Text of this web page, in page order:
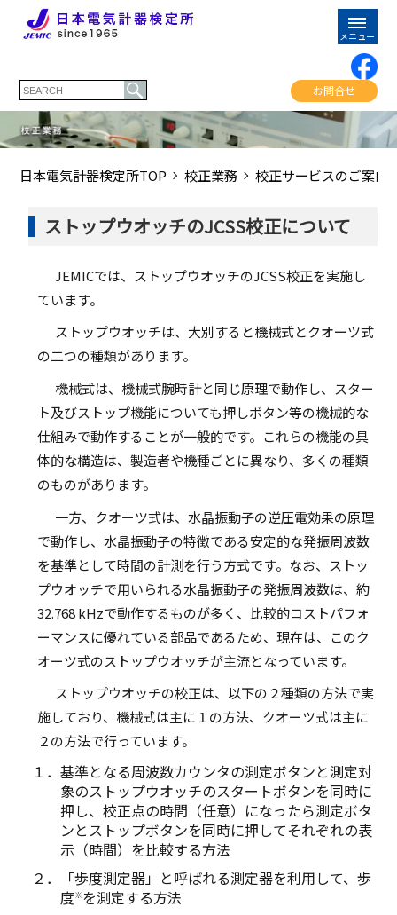
お問合せ
日本電気計器検定所TOP 校正業務 校正サービスのご案内
ストップウオッチのJCSS校正について
JEMICでは、ストップウオッチのJCSS校正を実施し
ています。
ストップウオッチは、大別すると機械式とクオーツ式
の二つの種類があります。
機械式は、機械式腕時計と同じ原理で動作し、スター
ト及びストップ機能についても押しボタン等の機械的な
仕組みで動作することが一般的です。これらの機能の具
体的な構造は、製造者や機種ごとに異なり、多くの種類
のものがあります。
一方、クオーツ式は、水晶振動子の逆圧電効果の原理
で動作し、水晶振動子の特徴である安定的な発振周波数
を基準として時間の計測を行う方式です。なお、ストッ
プウオッチで用いられる水晶振動子の発振周波数は、約
32.768 kHzで動作するものが多く、比較的コストパフォ
ーマンスに優れている部品であるため、現在は、このク
オーツ式のストップウオッチが主流となっています。
ストップウオッチの校正は、以下の２種類の方法で実
施しており、機械式は主に１の方法、クオーツ式は主に
２の方法で行っています。
１．基準となる周波数カウンタの測定ボタンと測定対
象のストップウオッチのスタートボタンを同時に
押し、校正点の時間（任意）になったら測定ボタ
ンとストップボタンを同時に押してそれぞれの表
示（時間）を比較する方法
２．「歩度測定器」と呼ばれる測定器を利用して、歩
度※を測定する方法